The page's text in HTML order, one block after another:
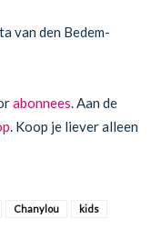
van den Bedem-
abonnees . Aan de
. Koop je liever alleen
Chanylou
kids